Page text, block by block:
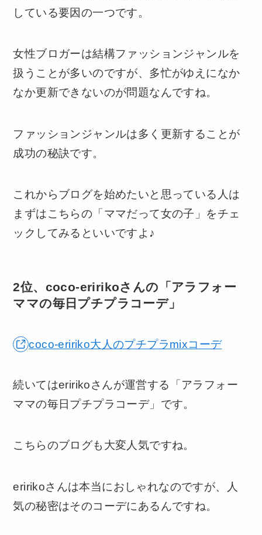
している要因の一つです。
女性ブロガーは結構ファッションジャンルを
扱うことが多いのですが、多忙がゆえになか
なか更新できないのが問題なんですね。
ファッションジャンルは多く更新することが
成功の秘訣です。
これからブログを始めたいと思っている人は
まずはこちらの「ママだって女の子」をチェ
ックしてみるといいですよ♪
2位、coco-eririkoさんの「アラフォー
ママの毎日プチプラコーデ」
coco-eririko大人のプチプラmixコーデ
続いてはeririkoさんが運営する「アラフォー
ママの毎日プチプラコーデ」です。
こちらのブログも大変人気ですね。
eririkoさんは本当におしゃれなのですが、人
気の秘密はそのコーデにあるんですね。